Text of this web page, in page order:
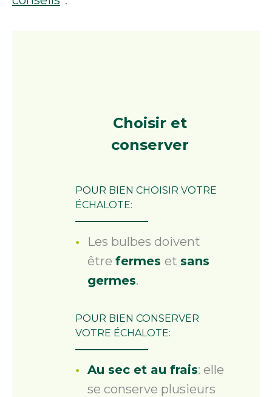
Choisir et
conserver
POUR BIEN CHOISIR VOTRE
ÉCHALOTE:
Les bulbes doivent
être fermes et sans
germes.
POUR BIEN CONSERVER
VOTRE ÉCHALOTE:
Au sec et au frais: elle
se conserve plusieurs